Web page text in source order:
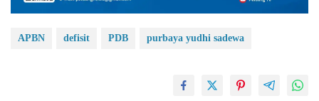
APBN defisit PDB purbaya yudhi sadewa